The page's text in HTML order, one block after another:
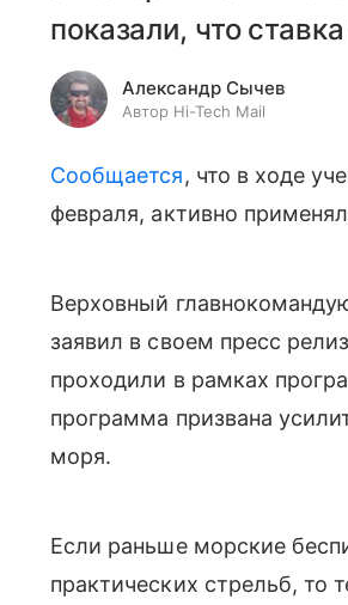
показали, что
Александр Сычев
Автор Hi-Tech Mail
Сообщается, что в ходе
февраля, активно
Верховный
заявил в своем пресс
проходили в рамках
программа призвана
моря.
Если раньше морские
практических стрельб, то